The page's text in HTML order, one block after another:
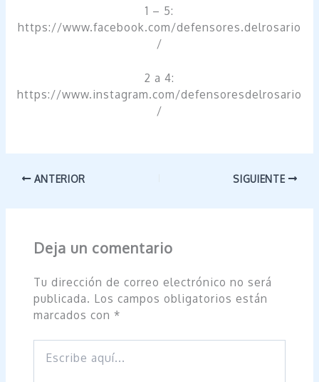
1 – 5:
https://www.facebook.com/defensores.delrosario
/
2 a 4:
https://www.instagram.com/defensoresdelrosario
/
ANTERIOR SIGUIENTE
Deja un comentario
Tu dirección de correo electrónico no será
publicada. Los campos obligatorios están
marcados con *
aquí...